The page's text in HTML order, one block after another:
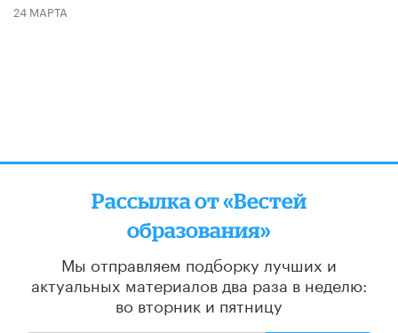
24 МАРТА
Рассылка от «Вестей
образования»
Мы отправляем подборку лучших и
актуальных материалов два раза в неделю:
во вторник и пятницу